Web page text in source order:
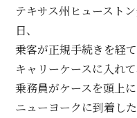
テキサス州ヒュースト
日、
乗客が正規手続きを経
キャリーケースに入れ
乗務員がケースを頭上
ニューヨークに到着し